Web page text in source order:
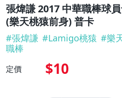
張煒謙 2017 中華職棒球
(樂天桃猿前身) 普卡
#張煒謙 #Lamigo桃猿 #樂
職棒
定價 $10